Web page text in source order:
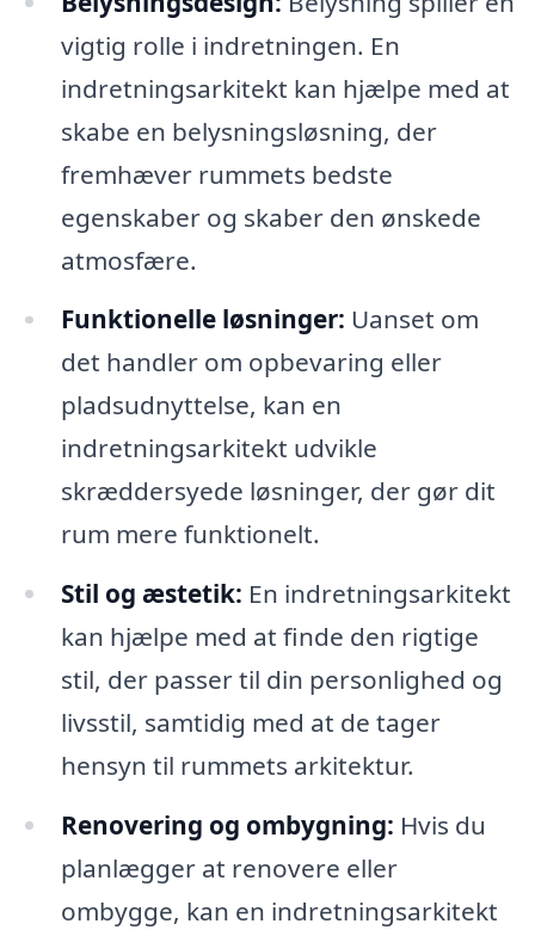
vigtig rolle i indretningen. En
indretningsarkitekt kan hjælpe med at
skabe en belysningsløsning, der
fremhæver rummets bedste
egenskaber og skaber den ønskede
atmosfære.
Funktionelle løsninger: Uanset om
det handler om opbevaring eller
pladsudnyttelse, kan en
indretningsarkitekt udvikle
skræddersyede løsninger, der gør dit
rum mere funktionelt.
Stil og æstetik: En indretningsarkitekt
kan hjælpe med at finde den rigtige
stil, der passer til din personlighed og
livsstil, samtidig med at de tager
hensyn til rummets arkitektur.
Renovering og ombygning: Hvis du
planlægger at renovere eller
ombygge, kan en indretningsarkitekt